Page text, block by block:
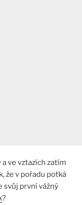
ve vztazích zatím
že v pořadu potká
svůj první vážný
?